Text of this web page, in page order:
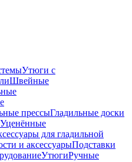
Утюги с
Швейные
прессыГладильные доски
Уценённые
для гладильной
и аксессуарыПодставки
УтюгиРучные